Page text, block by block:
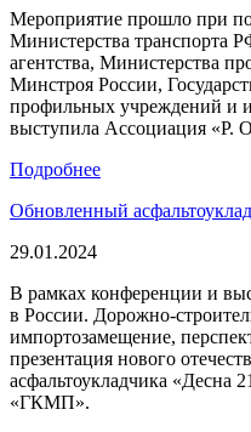
Мероприятие прошло при
Министерства транспорта
агентства, Министерства
Минстроя России,
профильных учреждений и
выступила Ассоциация
Подробнее
Обновленный
29.01.2024
В рамках конференции и
в России. Дорожно-
импортозамещение,
презентация нового
асфальтоукладчика
«ГКМП».